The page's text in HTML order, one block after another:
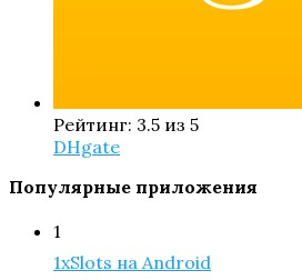
Рейтинг: 3.5 из 5
DHgate
Популярные приложения
1
1xSlots на Android